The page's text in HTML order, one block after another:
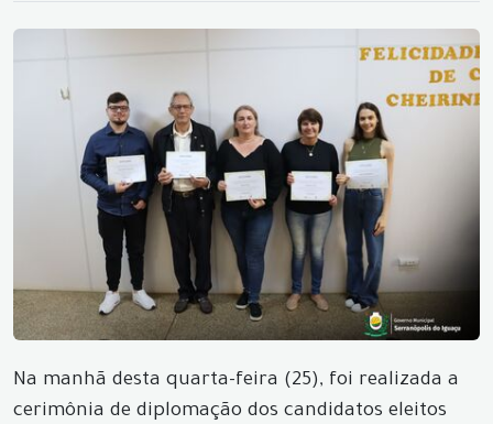
Na manhã desta quarta-feira (25), foi realizada a
cerimônia de diplomação dos candidatos eleitos